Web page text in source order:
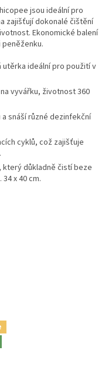
jsou ideální pro
zajišťují dokonalé čištění
Ekonomické balení
utěrka ideální pro použití v
vyvářku, životnost 360
a snáší různé dezinfekční
cyklů, což zajišťuje
který důkladně čistí beze
34 x 40 cm.